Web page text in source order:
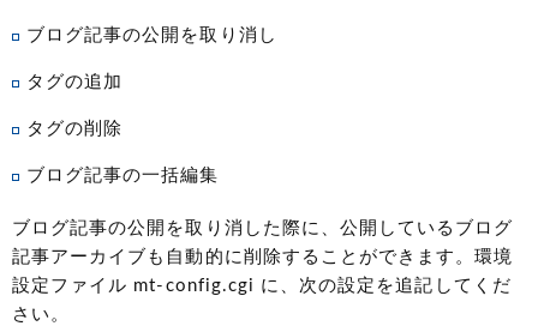
ブログ記事の公開を取り消し
タグの追加
タグの削除
ブログ記事の一括編集
ブログ記事の公開を取り消した際に、公開しているブログ
記事アーカイブも自動的に削除することができます。環境
設定ファイル mt-config.cgi に、次の設定を追記してくだ
さい。